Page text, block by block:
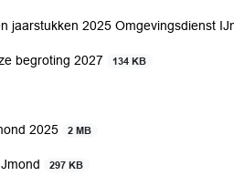
jaarstukken 2025 Omgevingsdienst
begroting 2027 134 KB
2025 2 MB
297 KB